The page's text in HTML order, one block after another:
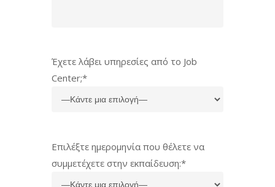
Έχετε λάβει υπηρεσίες από το Job
Center;*
Επιλέξτε ημερομηνία που θέλετε να
συμμετέχετε στην εκπαίδευση:*